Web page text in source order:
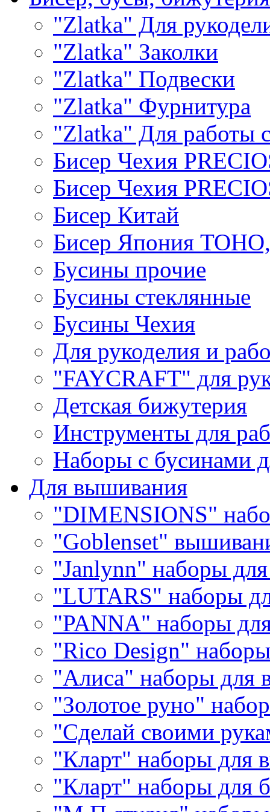
"Zlatka" Для
"Zlatka" Заколки
"Zlatka" Подвески
"Zlatka" Фурнитура
"Zlatka" Для работы
Бисер Чехия
Бисер Чехия
Бисер Китай
Бисер Япония
Бусины прочие
Бусины стеклянные
Бусины Чехия
Для рукоделия и
"FAYCRAFT" для
Детская бижутерия
Инструменты для
Наборы с бусинами
Для вышивания
"DIMENSIONS"
"Goblenset"
"Janlynn" наборы
"LUTARS" наборы
"PANNA" наборы
"Rico Design"
"Алиса" наборы для
"Золотое руно"
"Сделай своими
"Кларт" наборы для
"Кларт" наборы для